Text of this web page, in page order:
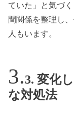
ていた」と気づ
間関係を整理し
人もいます。
3. 変化
な対処法